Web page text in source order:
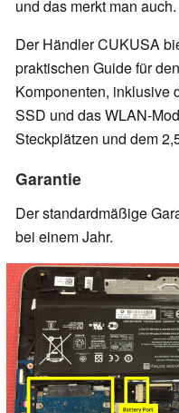
und das merkt man auch.
Der Händler CUKUSA
praktischen Guide für
Komponenten, inklusive
SSD und das WLAN-
Steckplätzen und dem
Garantie
Der standardmäßige
bei einem Jahr.